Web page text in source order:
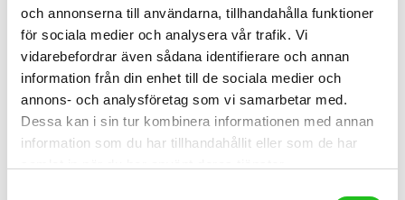
och annonserna till användarna, tillhandahålla funktioner
för sociala medier och analysera vår trafik. Vi
vidarebefordrar även sådana identifierare och annan
information från din enhet till de sociala medier och
annons- och analysföretag som vi samarbetar med.
Dessa kan i sin tur kombinera informationen med annan
information som du har tillhandahållit eller som de har
Förformad design för bästa postion och rörlighet
Ordentlig sittdyna även för dem längre turerna
Unik design och begränsad upplaga
Vårt pris 1399:-
Välj Alternativ